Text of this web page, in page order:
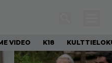
VIDEO K18